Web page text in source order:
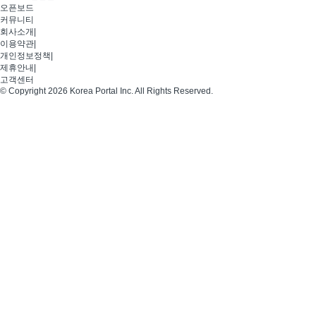
오픈보드
커뮤니티
회사소개
이용약관
개인정보정책
제휴안내
고객센터
© Copyright 2026 Korea Portal Inc. All Rights Reserved.